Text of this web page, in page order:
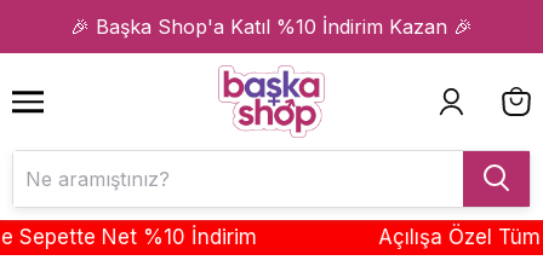
🎉 Başka Shop'a Katıl %10 İndirim Kazan 🎉
1 2
Net %10 İndirim Açılışa Özel Tüm